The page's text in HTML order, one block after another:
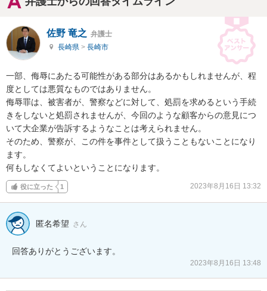
佐野 竜之 弁護士
長崎県 > 長崎市
一部、侮辱にあたる可能性がある部分はあるかもしれませんが、程
度としては悪質なものではありません。
侮辱罪は、被害者が、警察などに対して、処罰を求めるという手続
きをしないと処罰されませんが、今回のような顧客からの意見につ
いて大企業が告訴するようなことは考えられません。
そのため、警察が、この件を事件として扱うこともないことになり
ます。
何もしなくてよいということになります。
役に立った 1 2023年8月16日 13:32
匿名希望 さん
回答ありがとうございます。
2023年8月16日 13:48